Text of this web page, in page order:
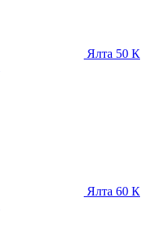
Ялта 50 К
Ялта 60 К